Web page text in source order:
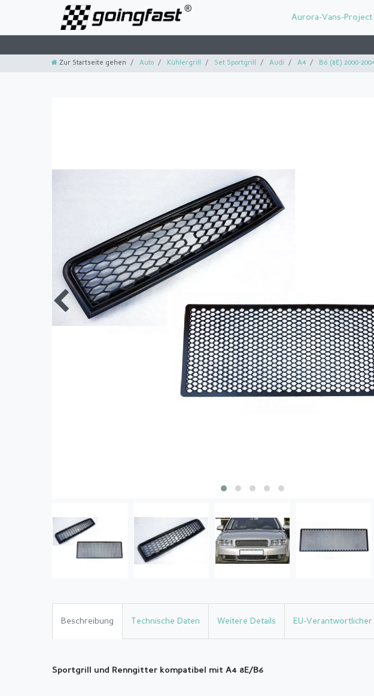
Aurora-Vans-Project
Zur Startseite gehen Auto Kühlergrill Set Sportgrill Audi A4 B6 (8E) 2000-
Beschreibung Technische Daten Weitere Details EU-Verantwortlicher
Sportgrill und Renngitter kompatibel mit A4 8E/B6